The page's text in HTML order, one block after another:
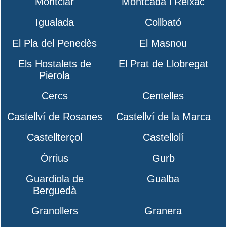
Igualada
Collbató
El Pla del Penedès
El Masnou
Els Hostalets de
Pierola
El Prat de Llobregat
Cercs
Centelles
Castellví de Rosanes
Castellví de la Marca
Castellterçol
Castellolí
Òrrius
Gurb
Guardiola de
Berguedà
Gualba
Granollers
Granera